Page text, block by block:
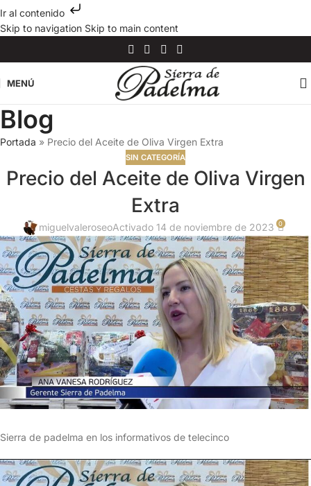
Ir al contenido
Skip to navigation Skip to main content
MENÚ
Blog
Portada » Precio del Aceite de Oliva Virgen Extra
SIN CATEGORÍA
Precio del Aceite de Oliva Virgen
Extra
miguelvaleroseoActivado 14 de noviembre de 2023 0
Sierra de padelma en los informativos de telecinco